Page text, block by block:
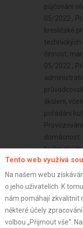
Tento web využívá
Na našem webu
o jeho uživatelích. K
nám pomáhají zkvalitnit
některé účely
volbou „Přijmout vše“.